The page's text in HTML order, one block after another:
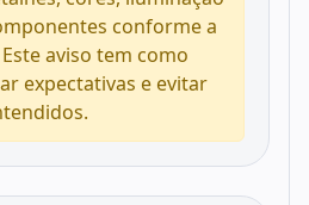
conforme a
aviso tem como
expectativas e evitar